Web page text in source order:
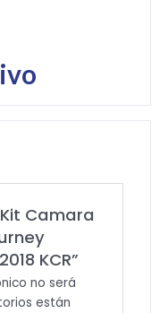
Camara
KCR”
no será
están